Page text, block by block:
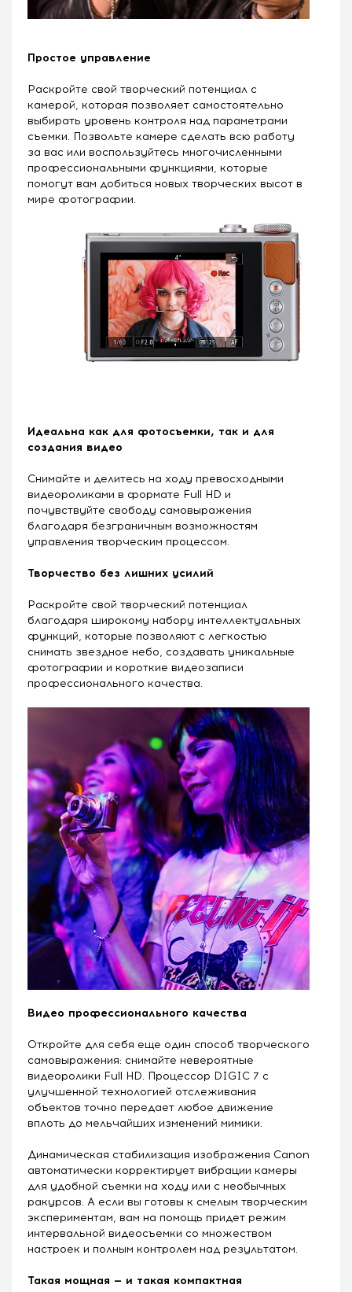
Простое управление
Раскройте свой творческий потенциал с
камерой, которая позволяет самостоятельно
выбирать уровень контроля над параметрами
съемки. Позвольте камере сделать всю работу
за вас или воспользуйтесь многочисленными
профессиональными функциями, которые
помогут вам добиться новых творческих высот в
мире фотографии.
Идеальна как для фотосъемки, так и для
создания видео
Снимайте и делитесь на ходу превосходными
видеороликами в формате Full HD и
почувствуйте свободу самовыражения
благодаря безграничным возможностям
управления творческим процессом.
Творчество без лишних усилий
Раскройте свой творческий потенциал
благодаря широкому набору интеллектуальных
функций, которые позволяют с легкостью
снимать звездное небо, создавать уникальные
фотографии и короткие видеозаписи
профессионального качества.
Видео профессионального качества
Откройте для себя еще один способ творческого
самовыражения: снимайте невероятные
видеоролики Full HD. Процессор DIGIC 7 с
улучшенной технологией отслеживания
объектов точно передает любое движение
вплоть до мельчайших изменений мимики.
Динамическая стабилизация изображения Canon
автоматически корректирует вибрации камеры
для удобной съемки на ходу или с необычных
ракурсов. А если вы готовы к смелым творческим
экспериментам, вам на помощь придет режим
интервальной видеосъемки со множеством
настроек и полным контролем над результатом.
Такая мощная — и такая компактная